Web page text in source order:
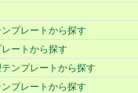
プレートから探す
ートから探す
ンプレートから探す
プレートから探す